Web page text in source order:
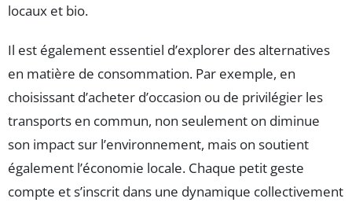
locaux et bio.
Il est également essentiel d’explorer des alternatives
en matière de consommation. Par exemple, en
choisissant d’acheter d’occasion ou de privilégier les
transports en commun, non seulement on diminue
son impact sur l’environnement, mais on soutient
également l’économie locale. Chaque petit geste
compte et s’inscrit dans une dynamique collectivement